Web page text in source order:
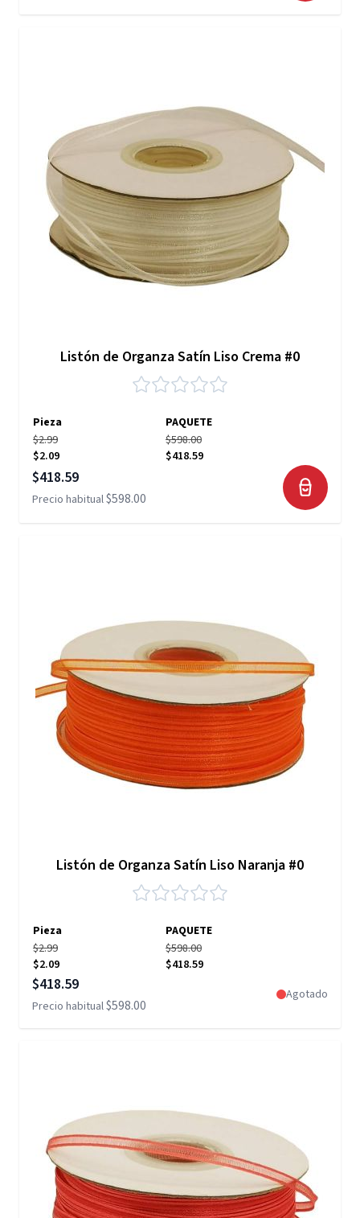
Listón de Organza Satín Liso Crema #0
Pieza
PAQUETE
$2.99
$2.09
$598.00
$418.59
Precio especial
$418.59
Precio habitual$598.00
Listón de Organza Satín Liso Naranja #0
Pieza
PAQUETE
$2.99
$2.09
$598.00
$418.59
Precio especial
$418.59
Precio habitual$598.00
Agotado